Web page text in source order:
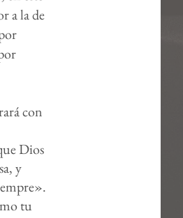
a la de
con
Dios
y
tu